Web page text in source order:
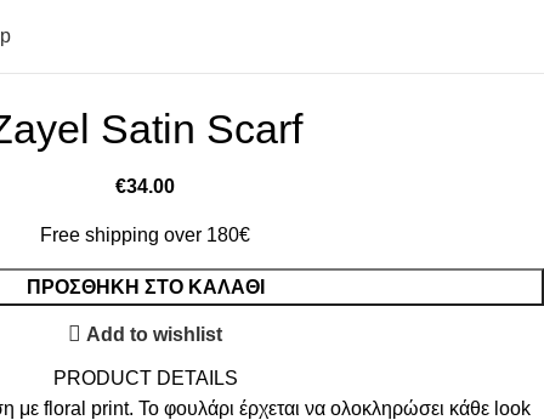
Satin Scarf
€34.00
Free shipping over 180€
ΠΡΟΣΘΉΚΗ ΣΤΟ ΚΑΛΆΘΙ
Add to wishlist
PRODUCT DETAILS
floral print. Το φουλάρι έρχεται να ολοκληρώσει κάθε look